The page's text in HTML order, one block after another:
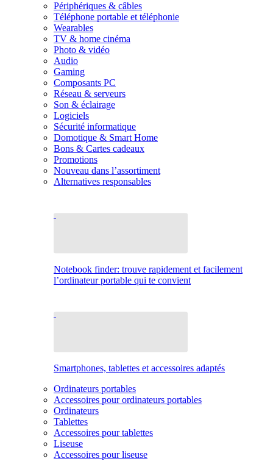
Périphériques & câbles
Téléphone portable et téléphonie
Wearables
TV & home cinéma
Photo & vidéo
Audio
Gaming
Composants PC
Réseau & serveurs
Son & éclairage
Logiciels
Sécurité informatique
Domotique & Smart Home
Bons & Cartes cadeaux
Promotions
Nouveau dans l’assortiment
Alternatives responsables
Notebook finder: trouve rapidement et facilement
l’ordinateur portable qui te convient
Smartphones, tablettes et accessoires adaptés
Ordinateurs portables
Accessoires pour ordinateurs portables
Ordinateurs
Tablettes
Accessoires pour tablettes
Liseuse
Accessoires pour liseuse